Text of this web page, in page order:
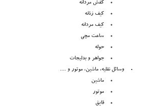
کفش مردانه
کیف زنانه
کیف مردانه
ساعت مچی
حوله
جواهر و بدلیجات
وسائل نقلیه، ماشین، موتور و ....
ماشین
موتور
قایق